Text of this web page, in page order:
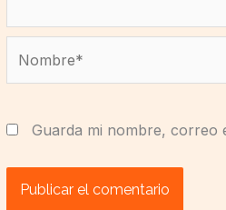
Guarda mi nombre, correo